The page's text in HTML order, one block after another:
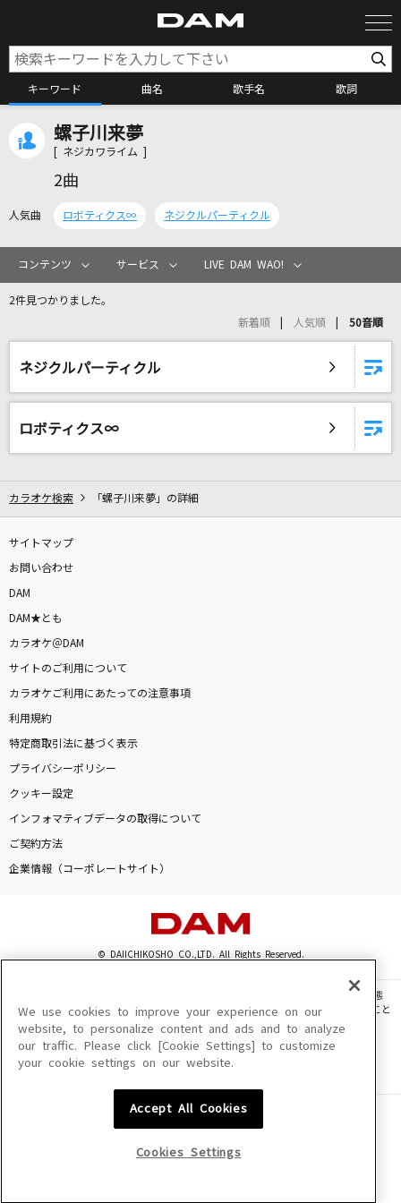
キーワード 曲名 歌手名 歌詞
カラオケリクエスト
リアルタイムで歌われている曲の一覧
[生音]キューティーハニー
前川陽子
Aimer(エメ)
[生音]いとしき日々よ
平井堅
風たちの声
[生音]さよならエレジー
菅田将暉
晩餐歌
tuki.
太陽曰く燃えよカオス
告白
杜このみ
カラオケ最新情報をチェック！
螺子川来夢
[ ネジカワライム ]
2曲
人気曲 ロボティクス∞ ネジクルパーティクル
コンテンツ サービス LIVE DAM WAO!
2件見つかりました。
新着順 人気順 50音順
ネジクルパーティクル
ロボティクス∞
カラオケ検索 「螺子川来夢」の詳細
サイトマップ
お問い合わせ
DAM
DAM★とも
カラオケ＠DAM
サイトのご利用について
カラオケご利用にあたっての注意事項
利用規約
特定商取引法に基づく表示
プライバシーポリシー
クッキー設定
インフォマティブデータの取得について
ご契約方法
企業情報（コーポレートサイト）
© DAIICHIKOSHO CO.,LTD. All Rights Reserved.
このサイトに掲載されている一切の文章・画像・写真・動画・音声等を、手段や形態
を問わず、著作権法の定める範囲を超えて無断で複製、転載、ファイル化などすること
を禁じます。
楽曲及びコンテンツは、機種によりご利用いただけない場合があります。
楽曲及びコンテンツの配信日、配信内容が変更になる場合があります。
We use cookies to improve your experience on our
website, to personalize content and ads and to analyze
our traffic. Please click [Cookie Settings] to customize
your cookie settings on our website.
Accept All Cookies
Cookies Settings